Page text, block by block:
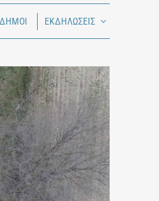
ΔΗΜΟΙ ΕΚΔΗΛΩΣΕΙΣ